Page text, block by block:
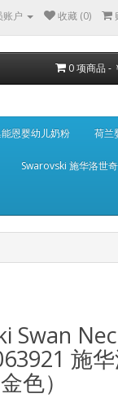
账户 收藏 (0)
0 项商品 -
恩婴幼儿奶粉 荷兰
Swarovski 施华洛世奇
Swan
施
色）